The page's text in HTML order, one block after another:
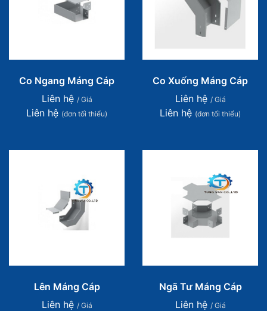
Co Ngang Máng Cáp
Liên hệ / Giá
Liên hệ (đơn tối thiểu)
Co Xuống Máng Cáp
Liên hệ / Giá
Liên hệ (đơn tối thiểu)
Lên Máng Cáp
Liên hệ / Giá
Ngã Tư Máng Cáp
Liên hệ / Giá